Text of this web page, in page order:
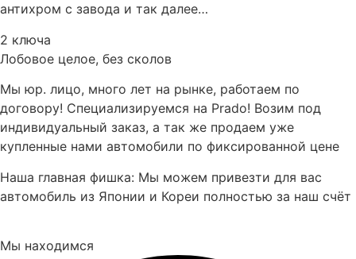
антихром с завода и так далее…
2 ключа
Лобовое целое, без сколов
Мы юр. лицо, много лет на рынке, работаем по
договору! Специализируемся на Prado! Возим под
индивидуальный заказ, а так же продаем уже
купленные нами автомобили по фиксированной цене
Наша главная фишка: Мы можем привезти для вас
автомобиль из Японии и Кореи полностью за наш счёт
Мы находимся